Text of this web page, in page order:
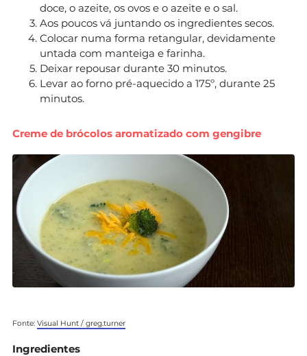
doce, o azeite, os ovos e o azeite e o sal.
Aos poucos vá juntando os ingredientes secos.
Colocar numa forma retangular, devidamente
untada com manteiga e farinha.
Deixar repousar durante 30 minutos.
Levar ao forno pré-aquecido a 175º, durante 25
minutos.
Creme de brócolos aromatizado com gengibre
Fonte: Visual Hunt / greg.turner
Ingredientes